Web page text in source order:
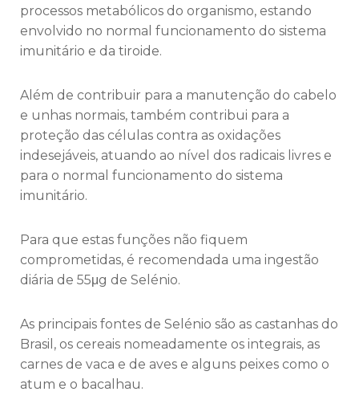
processos metabólicos do organismo, estando
envolvido no normal funcionamento do sistema
imunitário e da tiroide.
Além de contribuir para a manutenção do cabelo
e unhas normais, também contribui para a
proteção das células contra as oxidações
indesejáveis, atuando ao nível dos radicais livres e
para o normal funcionamento do sistema
imunitário.
Para que estas funções não fiquem
comprometidas, é recomendada uma ingestão
diária de 55μg de Selénio.
As principais fontes de Selénio são as castanhas do
Brasil, os cereais nomeadamente os integrais, as
carnes de vaca e de aves e alguns peixes como o
atum e o bacalhau.